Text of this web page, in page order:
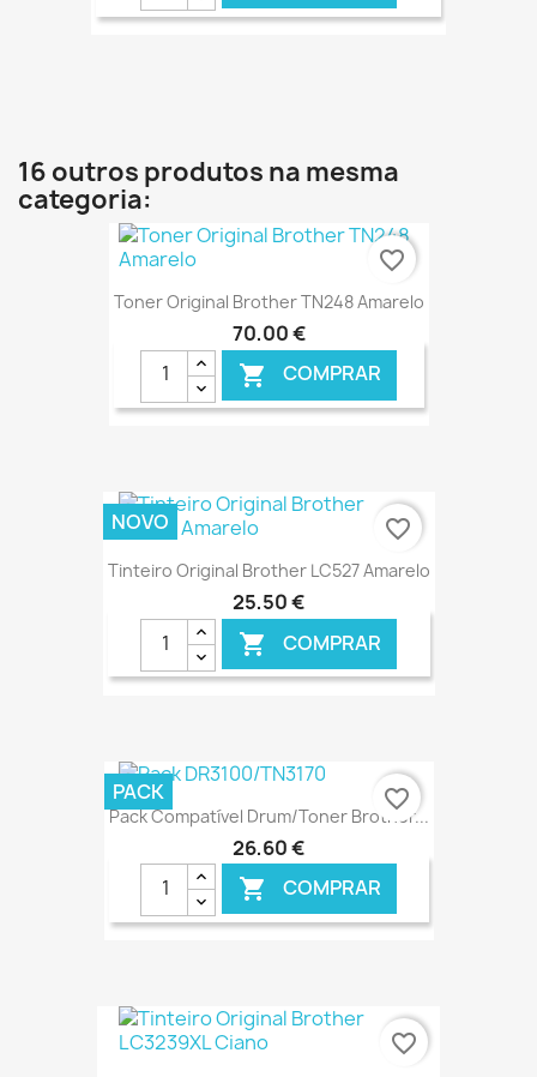
16 outros produtos na mesma
categoria:
Toner Original Brother TN248 Amarelo
70,00 €
 COMPRAR
favorite_border
Tinteiro Original Brother LC527 Amarelo
25,50 €
 COMPRAR
NOVO favorite_border
Pack Compatível Drum/Toner Brother...
26,60 €
 COMPRAR
€ ONLINE
PACK favorite_border
favorite_border